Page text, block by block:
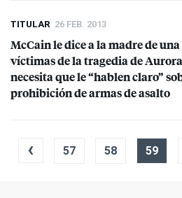
TITULAR 26 FEB. 2013
McCain le dice a la madre de una
víctimas de la tragedia de
necesita que le “hablen claro”
prohibición de armas de asalto
‹ 57 58 59